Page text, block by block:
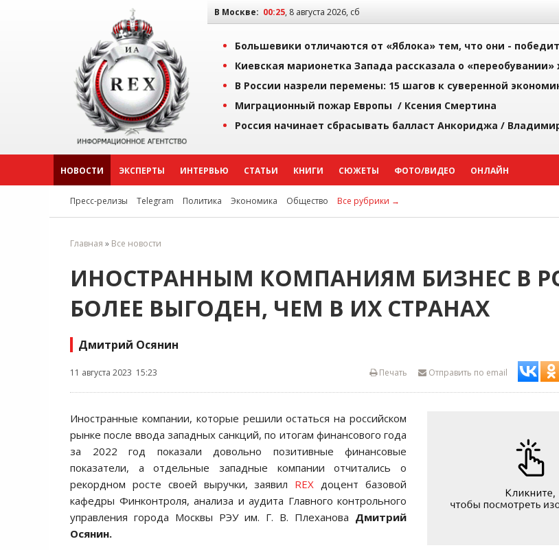
В Москве: 00:25, 8 августа 2026, сб
Большевики отличаются от «Яблока» тем, что они -
Киевская марионетка Запада рассказала о «переобувании»
В России назрели перемены: 15 шагов к суверенной
Миграционный пожар Европы / Ксения Смертина
Россия начинает сбрасывать балласт Анкориджа /
НОВОСТИ ЭКСПЕРТЫ ИНТЕРВЬЮ СТАТЬИ КНИГИ СЮЖЕТЫ ФОТО/ВИДЕО ОНЛАЙН
Пресс-релизы Telegram Политика Экономика Общество Все рубрики →
Главная » Все новости
ИНОСТРАННЫМ КОМПАНИЯМ БИЗНЕС В
БОЛЕЕ ВЫГОДЕН, ЧЕМ В ИХ СТРАНАХ
Дмитрий Осянин
11 августа 2023 15:23 Отправить по email
Печать
Иностранные компании, которые решили остаться на российском
рынке после ввода западных санкций, по итогам финансового года
за 2022 год показали довольно позитивные финансовые
показатели, а отдельные западные компании отчитались о
рекордном росте своей выручки, заявил REX доцент базовой
кафедры Финконтроля, анализа и аудита Главного контрольного
управления города Москвы РЭУ им. Г. В. Плеханова Дмитрий
Осянин.